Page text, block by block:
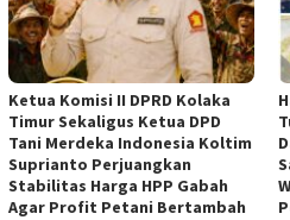
Ketua Komisi II DPRD Kolaka
Timur Sekaligus Ketua DPD
Tani Merdeka Indonesia Koltim
Suprianto Perjuangkan
Stabilitas Harga HPP Gabah
Agar Profit Petani Bertambah